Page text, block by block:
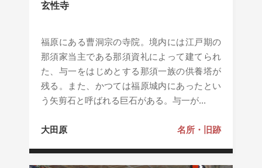
玄性寺
福原にある曹洞宗の寺院。境内には江戸期の
那須家当主である那須資礼によって建てられ
た、与一をはじめとする那須一族の供養塔が
残る。また、かつては福原城内にあったとい
う矢剪石と呼ばれる巨石がある。与一が...
大田原 名所・旧跡